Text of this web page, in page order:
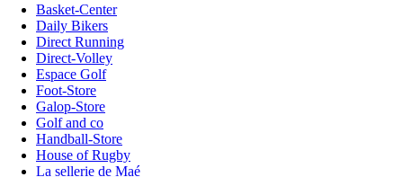
Basket-Center
Daily Bikers
Direct Running
Direct-Volley
Espace Golf
Foot-Store
Galop-Store
Golf and co
Handball-Store
House of Rugby
La sellerie de Maé